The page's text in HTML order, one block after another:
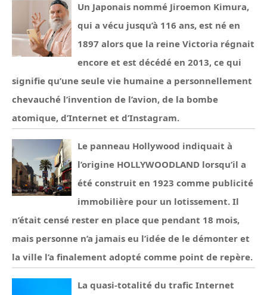
Un Japonais nommé Jiroemon Kimura,
qui a vécu jusqu’à 116 ans, est né en
1897 alors que la reine Victoria régnait
encore et est décédé en 2013, ce qui
signifie qu’une seule vie humaine a personnellement
chevauché l’invention de l’avion, de la bombe
atomique, d’Internet et d’Instagram.
Le panneau Hollywood indiquait à
l’origine HOLLYWOODLAND lorsqu’il a
été construit en 1923 comme publicité
immobilière pour un lotissement. Il
n’était censé rester en place que pendant 18 mois,
mais personne n’a jamais eu l’idée de le démonter et
la ville l’a finalement adopté comme point de repère.
La quasi-totalité du trafic Internet